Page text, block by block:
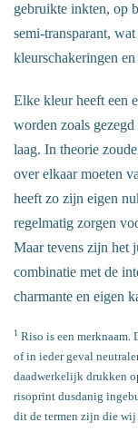
gebruikte inkten, op
semi-transparant,
kleurschakeringen
Elke kleur heeft een
worden zoals
laag. In theorie
over elkaar moeten
heeft zo zijn eigen
regelmatig zorgen
Maar tevens zijn het
combinatie met de
charmante en eigen
1 Riso is een
of in ieder geval
daadwerkelijk drukken
risoprint dusdanig
dit de termen zijn die